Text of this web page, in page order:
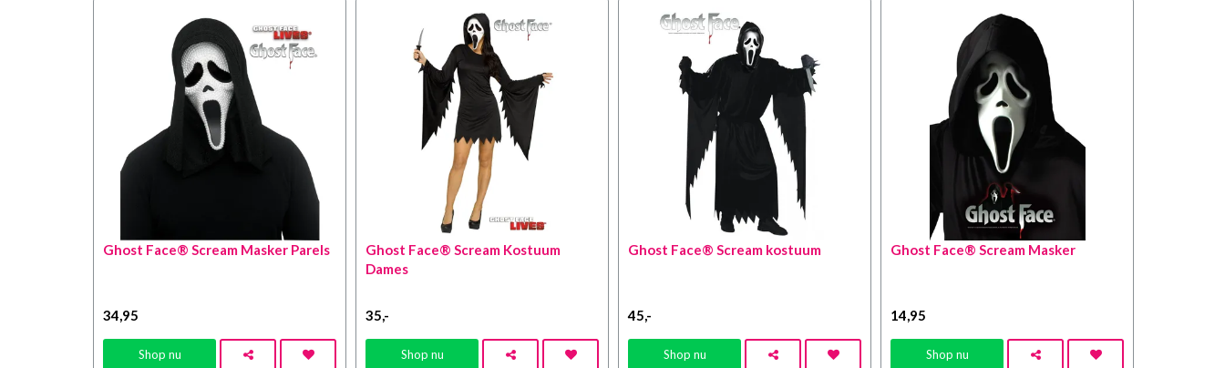
Ghost Face® Scream Masker Parels
34,95
Shop nu
Ghost Face® Scream Kostuum
Dames
35,-
Shop nu
Ghost Face® Scream kostuum
45,-
Shop nu
Ghost Face® Scream Masker
14,95
Shop nu